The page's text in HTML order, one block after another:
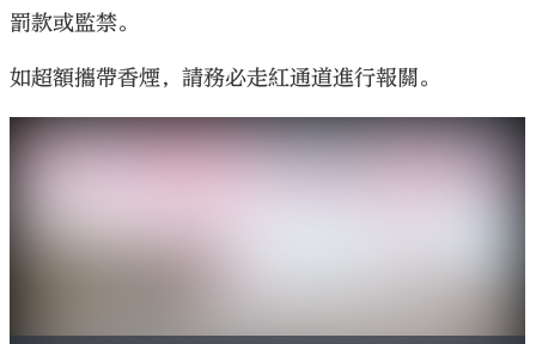
罰款或監禁。
如超額攜帶香煙，請務必走紅通道進行報關。